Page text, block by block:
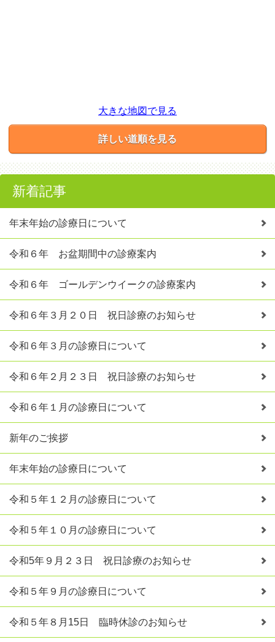
大きな地図で見る
詳しい道順を見る
新着記事
年末年始の診療日について
令和６年 お盆期間中の診療案内
令和６年 ゴールデンウイークの診療案内
令和６年３月２０日 祝日診療のお知らせ
令和６年３月の診療日について
令和６年２月２３日 祝日診療のお知らせ
令和６年１月の診療日について
新年のご挨拶
年末年始の診療日について
令和５年１２月の診療日について
令和５年１０月の診療日について
令和5年９月２３日 祝日診療のお知らせ
令和５年９月の診療日について
令和５年８月15日 臨時休診のお知らせ